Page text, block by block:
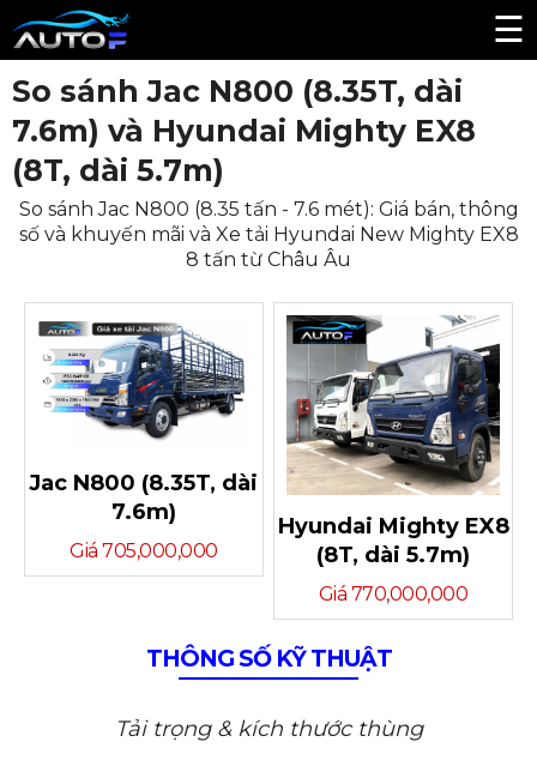
☰
So sánh Jac N800 (8.35T, dài
7.6m) và Hyundai Mighty EX8
(8T, dài 5.7m)
So sánh Jac N800 (8.35 tấn - 7.6 mét): Giá bán, thông
số và khuyến mãi và Xe tải Hyundai New Mighty EX8
8 tấn từ Châu Âu
Jac N800 (8.35T, dài
7.6m)
Giá 705,000,000
Hyundai Mighty EX8
(8T, dài 5.7m)
Giá 770,000,000
THÔNG SỐ KỸ THUẬT
Tải trọng & kích thước thùng